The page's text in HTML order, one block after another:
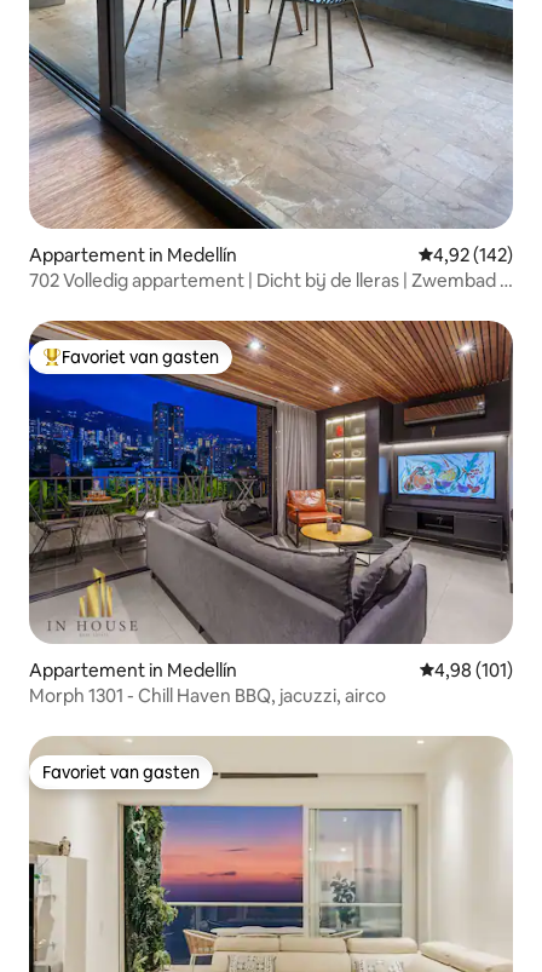
Appartement in Medellín Gemiddelde
4,92 (142)
702 Volledig appartement | Dicht bij de lleras | Zwembad |
Topfavoriet van gasten
Favoriet van gasten
Appartement in Medellín Gemiddelde
4,98 (101)
Morph 1301 - Chill Haven BBQ, jacuzzi, airco
Favoriet van gasten
Favoriet van gasten